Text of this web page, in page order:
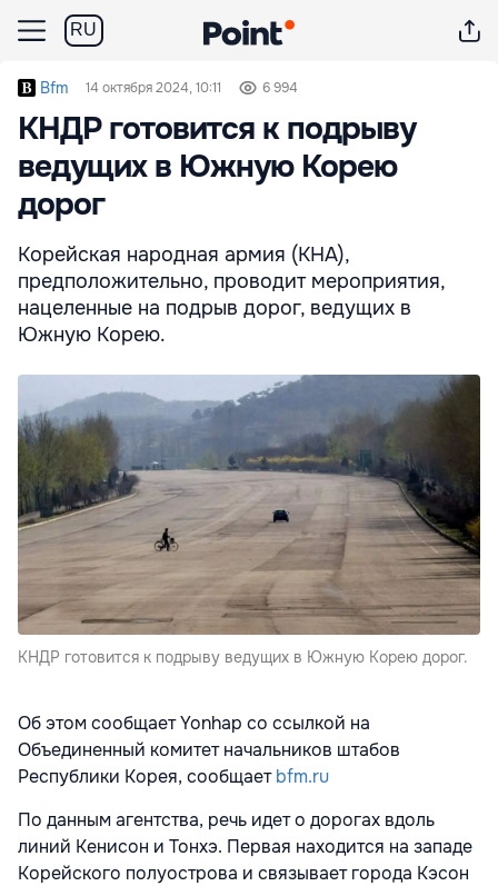
RU
Bfm 14 октября 2024, 10:11 6 994
КНДР готовится к подрыву
ведущих в Южную Корею
дорог
Корейская народная армия (КНА),
предположительно, проводит мероприятия,
нацеленные на подрыв дорог, ведущих в
Южную Корею.
КНДР готовится к подрыву ведущих в Южную Корею дорог.
Об этом сообщает Yonhap со ссылкой на
Объединенный комитет начальников штабов
Республики Корея, сообщаетbfm.ru
По данным агентства, речь идет о дорогах вдоль
линий Кенисон и Тонхэ. Первая находится на западе
Корейского полуострова и связывает города Кэсон